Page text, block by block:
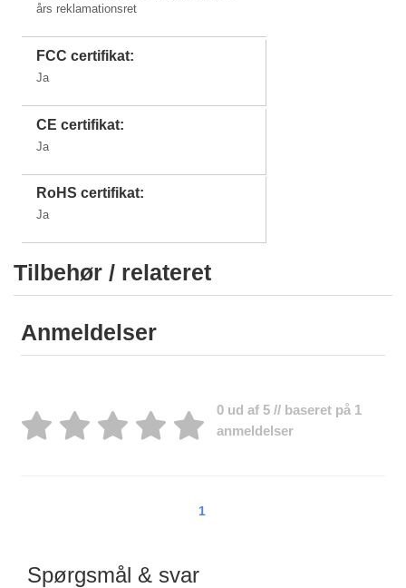
års reklamationsret
FCC certifikat:
Ja
CE certifikat:
Ja
RoHS certifikat:
Ja
Tilbehør / relateret
Anmeldelser
0 ud af 5 // baseret på 1
anmeldelser
1
Spørgsmål & svar